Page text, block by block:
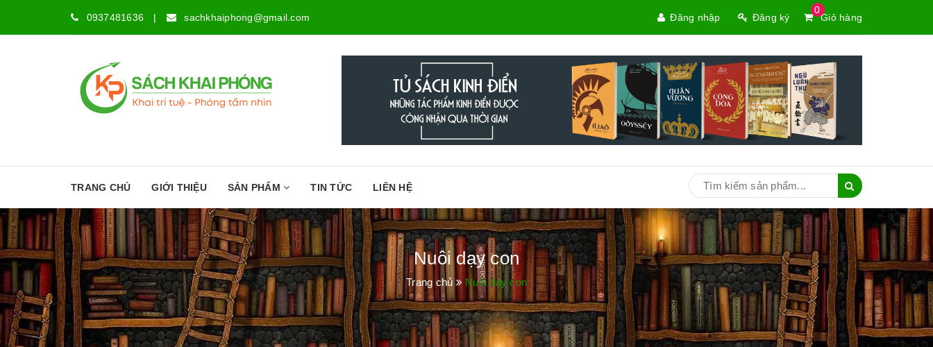
0937481636 | sachkhaiphong@gmail.com
0
Giỏ hàng
Đăng nhập Đăng ký
TRANG CHỦ GIỚI THIỆU SẢN PHẨM TIN TỨC LIÊN HỆ
Nuôi dạy con
Trang chủ Nuôi dạy con